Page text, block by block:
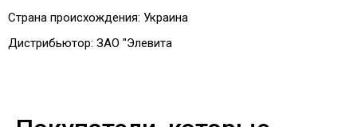
Страна происхождения: Украина
Дистрибьютор: ЗАО "Элевита